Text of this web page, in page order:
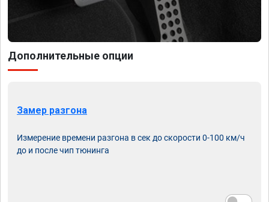
Дополнительные опции
Замер разгона
Измерение времени разгона в сек до скорости 0-100 км/ч
до и после чип тюнинга